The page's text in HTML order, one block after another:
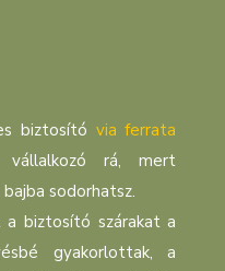
biztosító via ferrata
rá, mert
sodorhatsz.
a biztosító szárakat a
gyakorlottak, a